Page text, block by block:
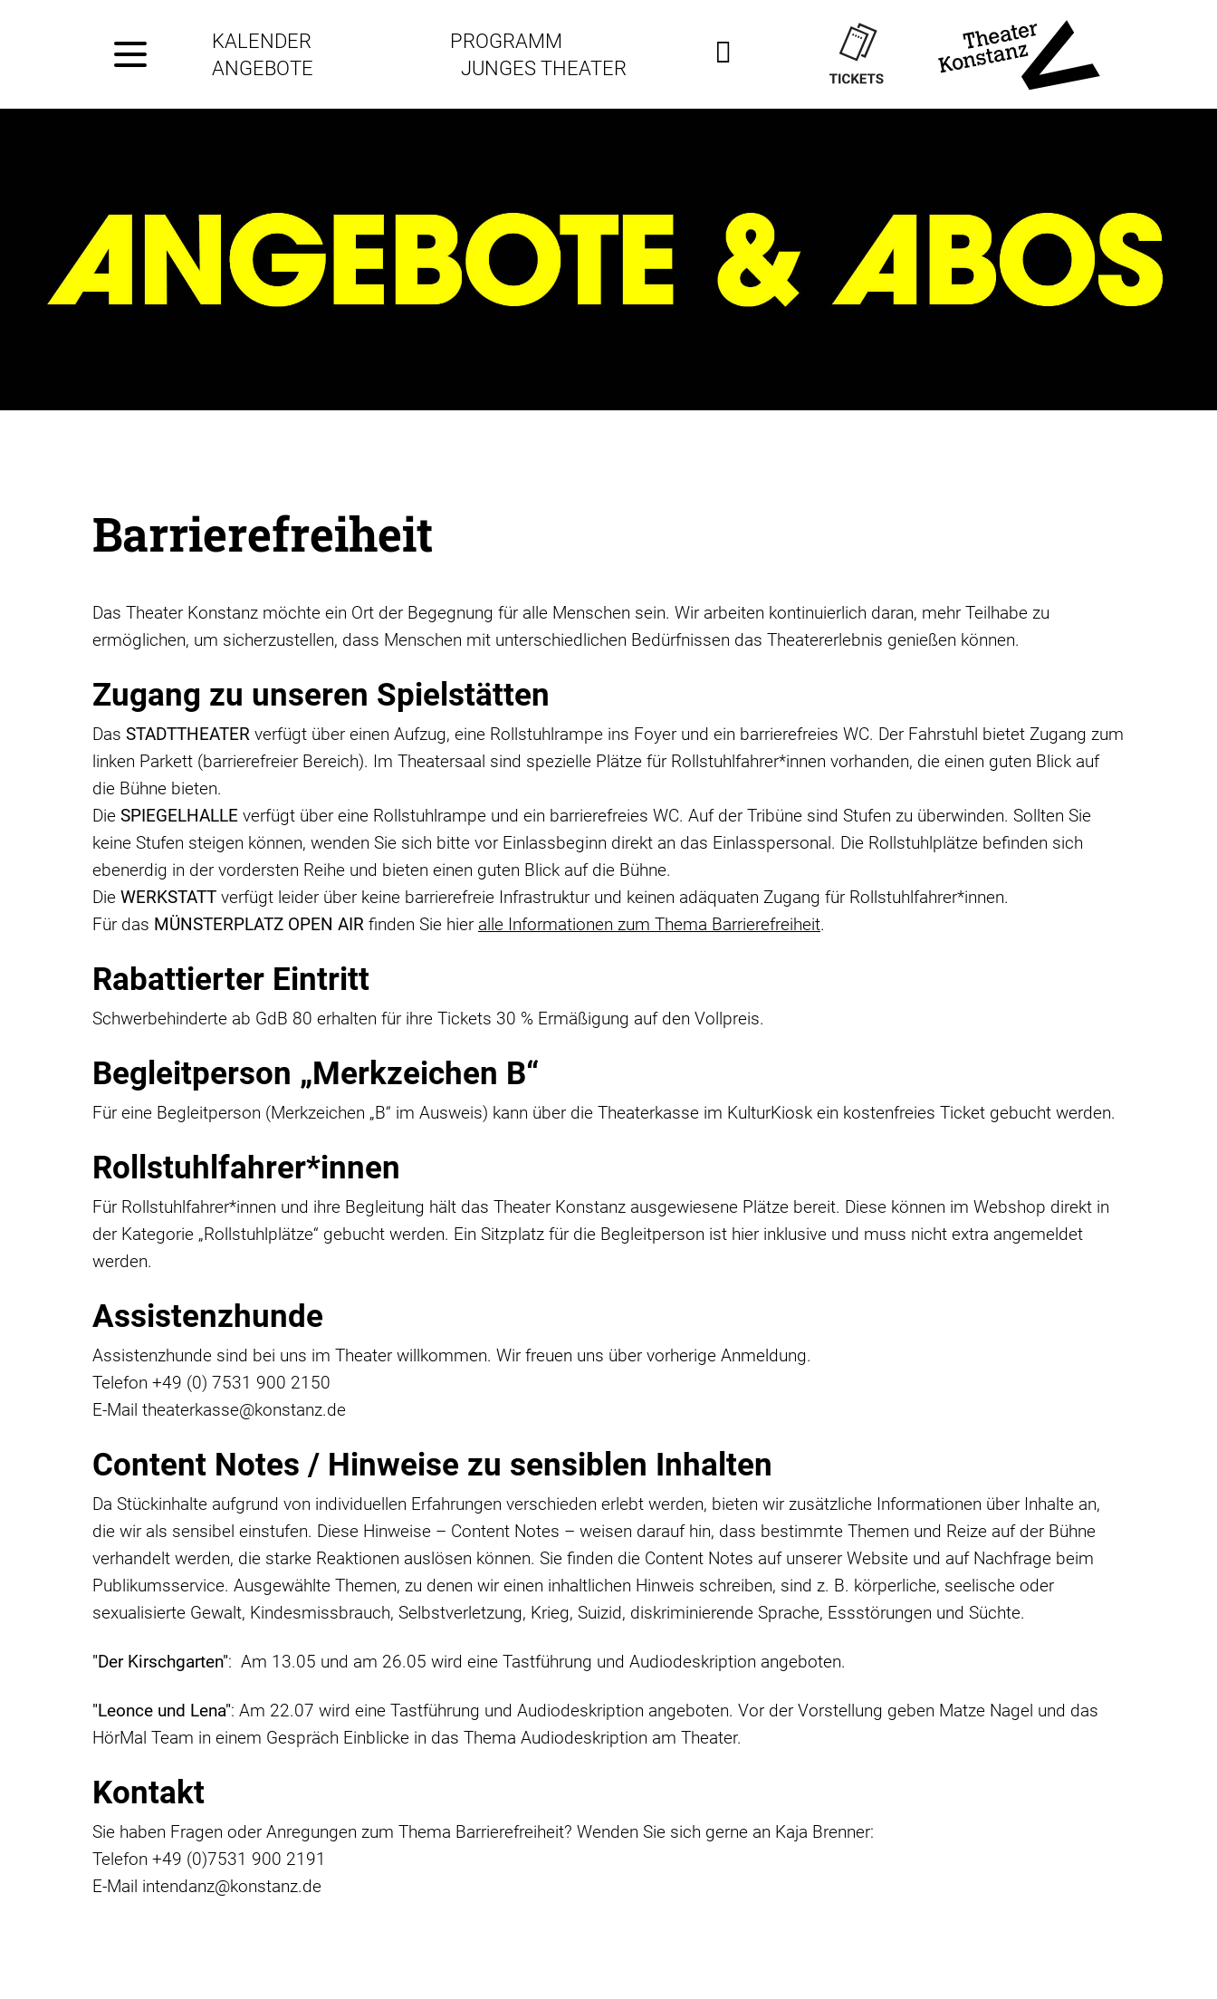
KALENDER
PROGRAMM
ANGEBOTE
JUNGES THEATER
Barrierefreiheit
Das Theater Konstanz möchte ein Ort der Begegnung für alle Menschen sein. Wir arbeiten kontinuierlich daran, mehr Teilhabe zu
ermöglichen, um sicherzustellen, dass Menschen mit unterschiedlichen Bedürfnissen das Theatererlebnis genießen können.
Zugang zu unseren Spielstätten
Das STADTTHEATER verfügt über einen Aufzug, eine Rollstuhlrampe ins Foyer und ein barrierefreies WC. Der Fahrstuhl bietet Zugang zum
linken Parkett (barrierefreier Bereich). Im Theatersaal sind spezielle Plätze für Rollstuhlfahrer*innen vorhanden, die einen guten Blick auf
die Bühne bieten.
Die SPIEGELHALLE verfügt über eine Rollstuhlrampe und ein barrierefreies WC. Auf der Tribüne sind Stufen zu überwinden. Sollten Sie
keine Stufen steigen können, wenden Sie sich bitte vor Einlassbeginn direkt an das Einlasspersonal. Die Rollstuhlplätze befinden sich
ebenerdig in der vordersten Reihe und bieten einen guten Blick auf die Bühne.
Die WERKSTATT verfügt leider über keine barrierefreie Infrastruktur und keinen adäquaten Zugang für Rollstuhlfahrer*innen.
Für das MÜNSTERPLATZ OPEN AIR finden Sie hier alle Informationen zum Thema Barrierefreiheit.
Rabattierter Eintritt
Schwerbehinderte ab GdB 80 erhalten für ihre Tickets 30 % Ermäßigung auf den Vollpreis.
Begleitperson „Merkzeichen B“
Für eine Begleitperson (Merkzeichen „B“ im Ausweis) kann über die Theaterkasse im KulturKiosk ein kostenfreies Ticket gebucht werden.
Rollstuhlfahrer*innen
Für Rollstuhlfahrer*innen und ihre Begleitung hält das Theater Konstanz ausgewiesene Plätze bereit. Diese können im Webshop direkt in
der Kategorie „Rollstuhlplätze“ gebucht werden. Ein Sitzplatz für die Begleitperson ist hier inklusive und muss nicht extra angemeldet
werden.
Assistenzhunde
Assistenzhunde sind bei uns im Theater willkommen. Wir freuen uns über vorherige Anmeldung.
Telefon +49 (0) 7531 900 2150
E-Mail theaterkasse@konstanz.de
Content Notes / Hinweise zu sensiblen Inhalten
Da Stückinhalte aufgrund von individuellen Erfahrungen verschieden erlebt werden, bieten wir zusätzliche Informationen über Inhalte an,
die wir als sensibel einstufen. Diese Hinweise – Content Notes – weisen darauf hin, dass bestimmte Themen und Reize auf der Bühne
verhandelt werden, die starke Reaktionen auslösen können. Sie finden die Content Notes auf unserer Website und auf Nachfrage beim
Publikumsservice. Ausgewählte Themen, zu denen wir einen inhaltlichen Hinweis schreiben, sind z. B. körperliche, seelische oder
sexualisierte Gewalt, Kindesmissbrauch, Selbstverletzung, Krieg, Suizid, diskriminierende Sprache, Essstörungen und Süchte.
"Der Kirschgarten": Am 13.05 und am 26.05 wird eine Tastführung und Audiodeskription angeboten.
"Leonce und Lena": Am 22.07 wird eine Tastführung und Audiodeskription angeboten. Vor der Vorstellung geben Matze Nagel und das
HörMal Team in einem Gespräch Einblicke in das Thema Audiodeskription am Theater.
Kontakt
Sie haben Fragen oder Anregungen zum Thema Barrierefreiheit? Wenden Sie sich gerne an Kaja Brenner:
Telefon +49 (0)7531 900 2191
E-Mail intendanz@konstanz.de